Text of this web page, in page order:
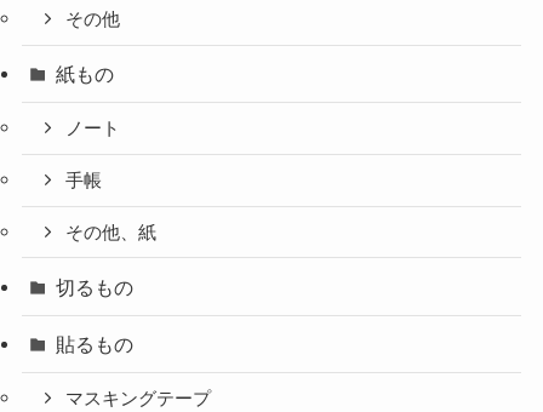
その他
紙もの
ノート
手帳
その他、紙
切るもの
貼るもの
マスキングテープ